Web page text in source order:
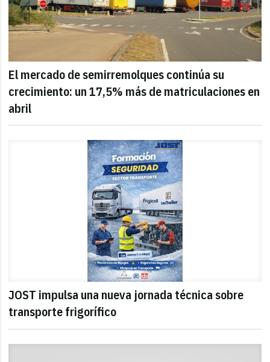
El mercado de semirremolques continúa su
crecimiento: un 17,5% más de matriculaciones en
abril
JOST impulsa una nueva jornada técnica sobre
transporte frigorífico